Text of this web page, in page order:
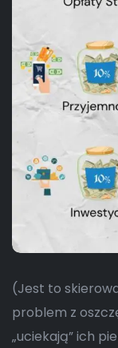
(Jest to
problem z
„uciekają” ich